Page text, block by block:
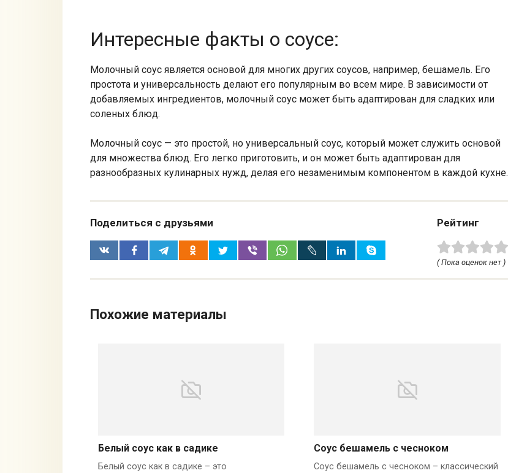
Интересные факты о соусе:
Молочный соус является основой для многих других соусов, например, бешамель. Его
простота и универсальность делают его популярным во всем мире. В зависимости от
добавляемых ингредиентов, молочный соус может быть адаптирован для сладких или
соленых блюд.
Молочный соус — это простой, но универсальный соус, который может служить основой
для множества блюд. Его легко приготовить, и он может быть адаптирован для
разнообразных кулинарных нужд, делая его незаменимым компонентом в каждой кухне.
Поделиться с друзьями Рейтинг
( Пока оценок нет )
Похожие материалы
Белый соус как в садике
Белый соус как в садике – это
Соус бешамель с чесноком
Соус бешамель с чесноком – классический